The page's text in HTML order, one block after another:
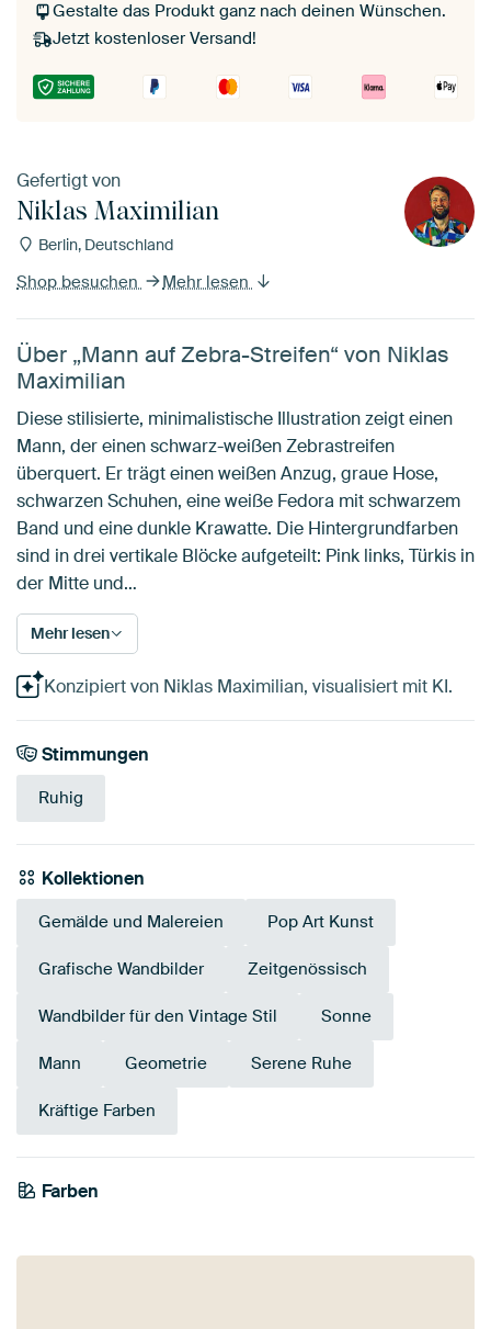
Gestalte das Produkt ganz nach deinen Wünschen.
Jetzt kostenloser Versand!
Gefertigt von
Niklas Maximilian
Berlin, Deutschland
Shop besuchen Mehr lesen
Über „Mann auf Zebra-Streifen“ von Niklas
Maximilian
Diese stilisierte, minimalistische Illustration zeigt einen
Mann, der einen schwarz-weißen Zebrastreifen
überquert. Er trägt einen weißen Anzug, graue Hose,
schwarzen Schuhen, eine weiße Fedora mit schwarzem
Band und eine dunkle Krawatte. Die Hintergrundfarben
sind in drei vertikale Blöcke aufgeteilt: Pink links, Türkis in
der Mitte und…
Mehr lesen
Konzipiert von Niklas Maximilian, visualisiert mit KI.
Stimmungen
Ruhig
Kollektionen
Gemälde und Malereien Pop Art Kunst
Grafische Wandbilder Zeitgenössisch
Wandbilder für den Vintage Stil Sonne
Mann Geometrie Serene Ruhe
Kräftige Farben
Farben
Rosa
Gelb
Grau